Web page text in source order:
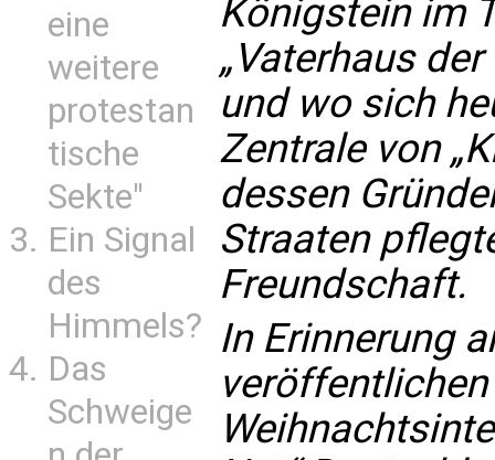
eine
weitere
protestan
tische
Sekte"
Ein Signal
des
Himmels?
Das
Schweige
Königstein im
„Vaterhaus
und wo sich
Zentrale von
dessen
Straaten
Freundschaft.
In Erinnerung